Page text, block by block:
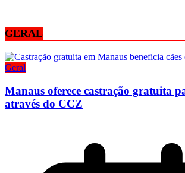
GERAL
Geral
Manaus oferece castração gratuita
através do CCZ